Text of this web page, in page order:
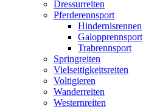
Dressurreiten
Pferderennsport
Hindernisrennen
Galopprennsport
Trabrennsport
Springreiten
Vielseitigkeitsreiten
Voltigieren
Wanderreiten
Westernreiten